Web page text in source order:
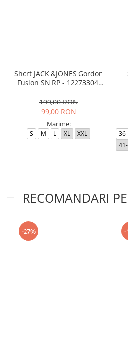
Short JACK &JONES Gordon
Fusion SN RP - 12273304-
199,00 RON
99,00 RON
Marime:
S M L XL XXL
RECOMANDARI
-27% -